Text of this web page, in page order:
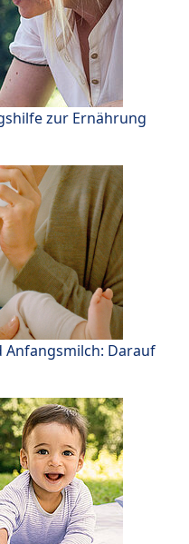
zur Ernährung
Darauf